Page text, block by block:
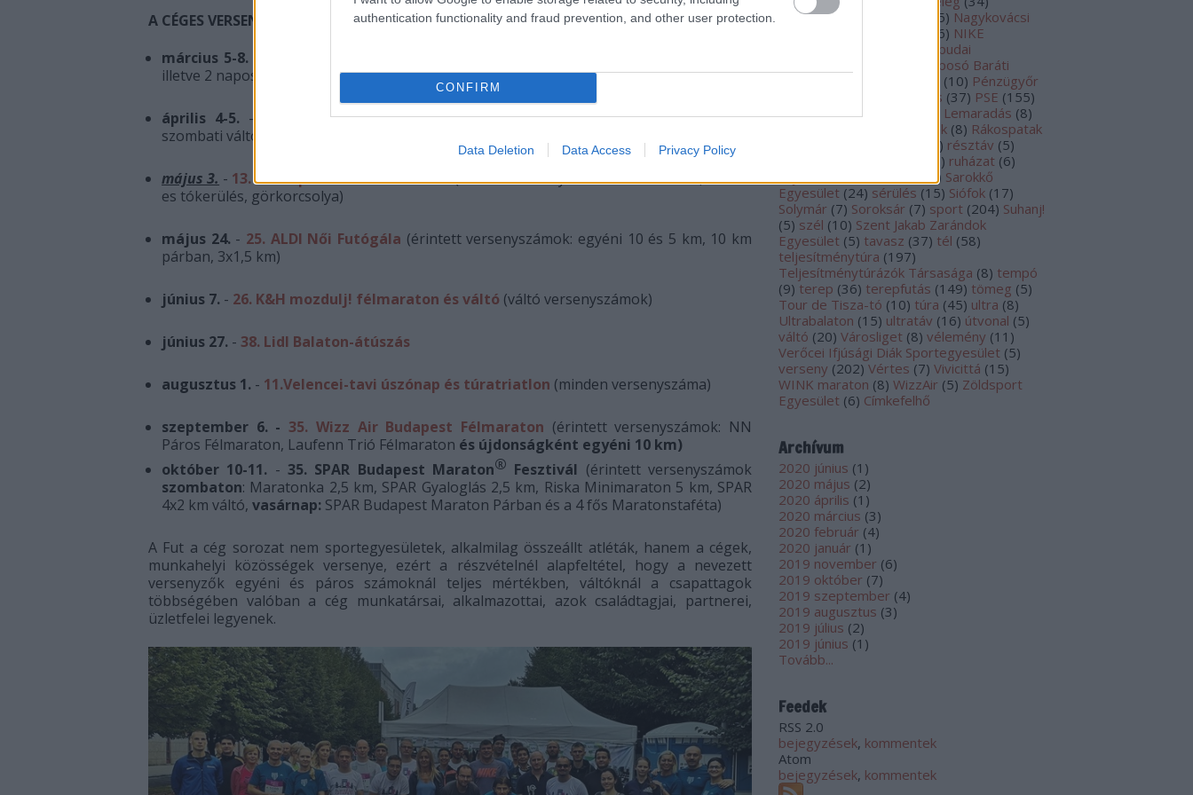
authentication functionality and fraud prevention, and other user protection.
CONFIRM
Data Deletion Data Access Privacy Policy
A CÉGES VERSENYSOROZAT ÁLLOMÁSAI 2020-BAN
március 5-8.
illetve 2 napos váltó)
április 4-5. - 35. Telekom Vivicittá Városvédő Futás(érintett versenyszámok: a
szombati váltó és a 7 km-es Midicittá, illetve minden vasárnapi versenyszám)
május 3. - 13. Intersport Tour de Tisza-tó(érintett versenyszám: 15 km-es túra, 65 km-
es tókerülés, görkorcsolya)
május 24. - 25. ALDI Női Futógála (érintett versenyszámok: egyéni 10 és 5 km, 10 km
párban, 3x1,5 km)
június 7. - 26. K&H mozdulj! félmaraton és váltó (váltó versenyszámok)
június 27. - 38. Lidl Balaton-átúszás
augusztus 1. - 11.Velencei-tavi úszónap és túratriatlon (minden versenyszáma)
szeptember 6. - 35. Wizz Air Budapest Félmaraton (érintett versenyszámok: NN
Páros Félmaraton, Laufenn Trió Félmaraton és újdonságként egyéni 10 km)
október 10-11. -35. SPAR Budapest Maraton® Fesztivál (érintett versenyszámok
szombaton: Maratonka 2,5 km, SPAR Gyaloglás 2,5 km, Riska Minimaraton 5 km, SPAR
4x2 km váltó, vasárnap: SPAR Budapest Maraton Párban és a 4 fős Maratonstaféta)
A Fut a cég sorozat nem sportegyesületek, alkalmilag összeállt atléták, hanem a cégek,
munkahelyi közösségek versenye, ezért a részvételnél alapfeltétel, hogy a nevezett
versenyzők egyéni és páros számoknál teljes mértékben, váltóknál a csapattagok
többségében valóban a cég munkatársai, alkalmazottai, azok családtagjai, partnerei,
üzletfelei legyenek.
mezeifutás
5) Nagykovácsi
6) NIKE
Óbudai
Ösvénytaposó Baráti
(10) Pénzügyőr
Pilis (37) PSE (155)
Rákoscsaba (5 Rákoskerti Lemaradás (8)
rákospatak (8) Rákospatak
) résztáv (5)
) ruházat (6)
14) Sarokkő
Egyesület (24) sérülés (15) Siófok (17)
Solymár (7) Soroksár (7) sport (204) Suhanj!
(5) szél (10) Szent Jakab Zarándok
Egyesület (5) tavasz (37) tél (58)
teljesítménytúra (197)
Teljesítménytúrázók Társasága (8) tempó
(9) terep (36) terepfutás (149) tömeg (5)
Tour de Tisza-tó (10) túra (45) ultra (8)
Ultrabalaton (15) ultratáv (16) útvonal (5)
váltó (20) Városliget (8) vélemény (11 )
Verőcei Ifjúsági Diák Sportegyesület (5)
verseny (202) Vértes (7) Vivicittá (15)
WINK maraton (8) WizzAir (5) Zöldsport
Egyesület (6) Címkefelhő
Archívum
2020 június (1 )
2020 május (2)
2020 április (1 )
2020 március (3)
2020 február (4)
2020 január (1 )
2019 november (6)
2019 október (7)
2019 szeptember (4)
2019 augusztus (3)
2019 július (2)
2019 június (1 )
Tovább...
Feedek
RSS 2.0
bejegyzések, kommentek
Atom
bejegyzések, kommentek